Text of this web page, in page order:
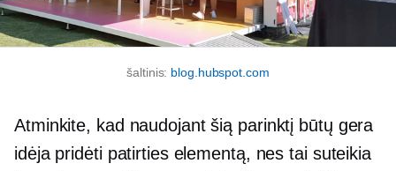
šaltinis: blog.hubspot.com
Atminkite, kad naudojant šią parinktį būtų gera
idėja pridėti patirties elementą, nes tai suteikia